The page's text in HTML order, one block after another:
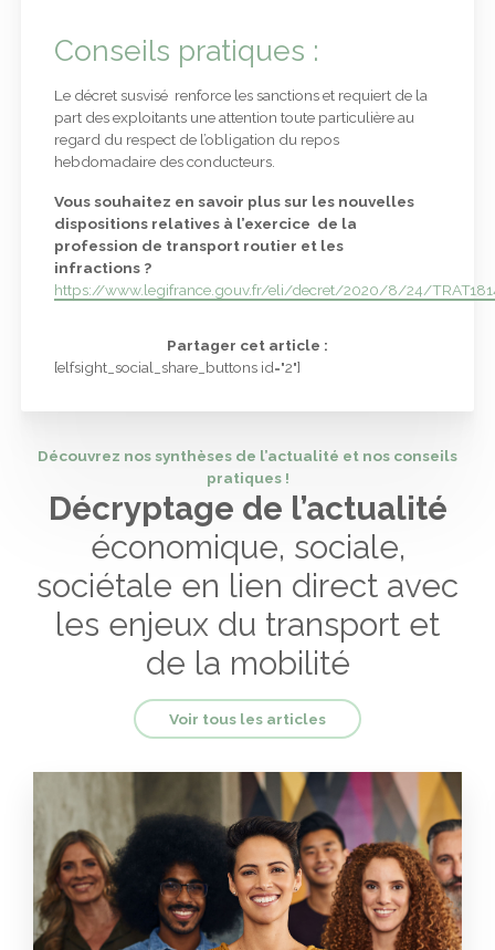
Conseils pratiques :
Le décret susvisé renforce les sanctions et requiert de la
part des exploitants une attention toute particulière au
regard du respect de l’obligation du repos
hebdomadaire des conducteurs.
Vous souhaitez en savoir plus sur les nouvelles
dispositions relatives à l’exercice de la
profession de transport routier et les
infractions ?
https://www.legifrance.gouv.fr/eli/decret/2020/8/24/
Partager cet article :
[elfsight_social_share_buttons id="2"]
Découvrez nos synthèses de l’actualité et nos conseils
pratiques !
Décryptage de l’actualité
économique, sociale,
sociétale en lien direct avec
les enjeux du transport et
de la mobilité
Voir tous les articles